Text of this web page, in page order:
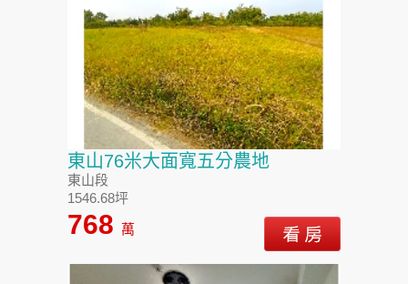
東山76米大面寬五分農地
東山段
1546.68坪
768 萬